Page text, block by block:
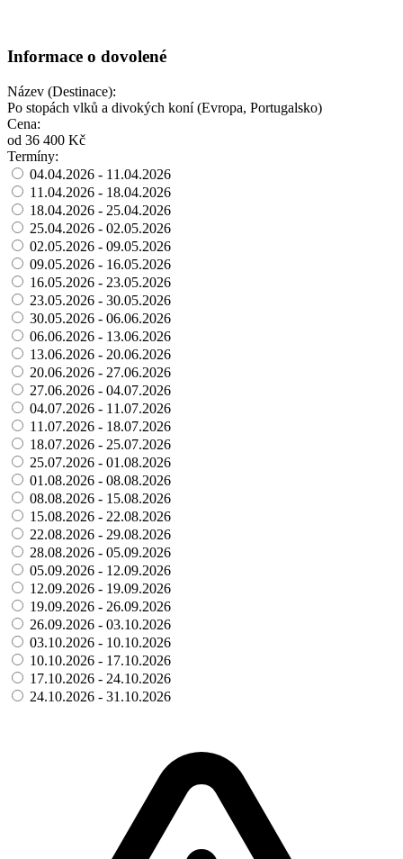
Informace o dovolené
Název (Destinace):
Po stopách vlků a divokých koní (Evropa, Portugalsko)
Cena:
od 36 400 Kč
Termíny:
04.04.2026 - 11.04.2026
11.04.2026 - 18.04.2026
18.04.2026 - 25.04.2026
25.04.2026 - 02.05.2026
02.05.2026 - 09.05.2026
09.05.2026 - 16.05.2026
16.05.2026 - 23.05.2026
23.05.2026 - 30.05.2026
30.05.2026 - 06.06.2026
06.06.2026 - 13.06.2026
13.06.2026 - 20.06.2026
20.06.2026 - 27.06.2026
27.06.2026 - 04.07.2026
04.07.2026 - 11.07.2026
11.07.2026 - 18.07.2026
18.07.2026 - 25.07.2026
25.07.2026 - 01.08.2026
01.08.2026 - 08.08.2026
08.08.2026 - 15.08.2026
15.08.2026 - 22.08.2026
22.08.2026 - 29.08.2026
28.08.2026 - 05.09.2026
05.09.2026 - 12.09.2026
12.09.2026 - 19.09.2026
19.09.2026 - 26.09.2026
26.09.2026 - 03.10.2026
03.10.2026 - 10.10.2026
10.10.2026 - 17.10.2026
17.10.2026 - 24.10.2026
24.10.2026 - 31.10.2026